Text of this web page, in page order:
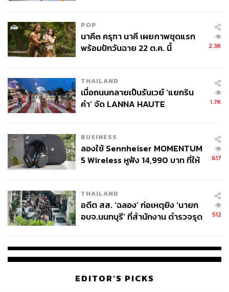
หลังจากแถลงวิสัยทัศน์ของ YG FSOก็ถึงเวลาที่พิธีกรของ
งานจะขึ้นมาดำเนินรายการ รูปแบบยังคงกิมมิกให้ซึงรีเรียก
ของงานที่มารับบทเลขา เล่นซิตคอมสั้นๆ ให้ชมกันก่อนจะ
เข้าสู่ช่วงสัมภาษณ์ถามตอบกับซึงรี และโปรดิวเซอร์ปาร์คจุน
ซู
งานนี้คืออะไร เล่าให้ฟังคร่าวๆ หน่อย
ซึงรี:เราเป็นหน่วยงานที่อยู่ล่างสุดของบริษัท YG จากการที่
ผมสร้างปัญหาให้กับบริษัทหลายครั้ง จนทำให้ผมที่เคยเป็น
POP
นาคี๓ ครุฑา นาคี เผยภาพชุดแรก
พร้อมปักวันฉาย 22 ต.ค. นี้
2.3K
THAILAND
เมื่อถนนกลายเป็นรันเวย์ ‘แยกริน
คำ’ จัด LANNA HAUTE
1.7K
BUSINESS
ลองใช้ Sennheiser MOMENTUM
5 Wireless หูฟัง 14,990 บาท ที่ให้
617
THAILAND
อดีต สส. ‘ฉลอง’ ก่อเหตุยิง ‘นายก
อบจ.นนทบุรี’ ที่สำนักงาน ตำรวจรุด
512
EDITOR'S PICKS